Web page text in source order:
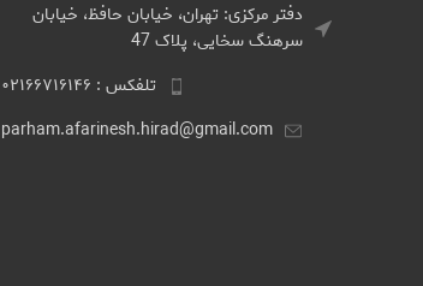
دفتر مرکزی: تهران، خیابان حافظ، خیابان
سرهنگ سخایی، پلاک 47
تلفکس : ۰۲۱۶۶۷۱۶۱۴۶
parham.afarinesh.hirad@gmail.com